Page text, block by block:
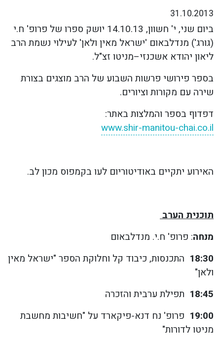
31.10.2013
ביום שני, י' חשוון, 14.10.13 יושק ספרו של פרופ' ח.י
(גורג') מנדלבאום 'ישראל מאין ולאן' לעילוי נשמת הרב
ליאון יהודא אשכנזי–מניטו זצ"ל.
בספר פירושי פרשות השבוע של הרב מוצגים בצורת
שירה עם מקורות וציורים.
דפדוף בספר והמלצות באתר:
www.shir-manitou-chai.co.il
האירוע יתקיים באודיטוריום לעו בקמפוס מכון לב.
תוכנית הערב
מנחה: פרופ' ח.י. מנדלבאום
18:30 התכנסות, כיבוד קל וחלוקת הספר "ישראל מאין
ולאן"
18:45 תפילת ערבית והזכרה
19:00 פרופ' נח דנא-פיקארד על "חשיבות מחשבת
מניטו לדורות"